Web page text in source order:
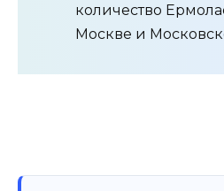
количество
Москве и